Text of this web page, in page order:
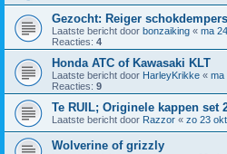
Gezocht: Reiger
Laatste bericht door bonzaiking « ma
Reacties: 4
Honda ATC of Kawasaki KLT
Laatste bericht door HarleyKrikke « ma
Reacties: 9
Te RUIL; Originele kappen set
Laatste bericht door Razzor « zo 23
Wolverine of grizzly